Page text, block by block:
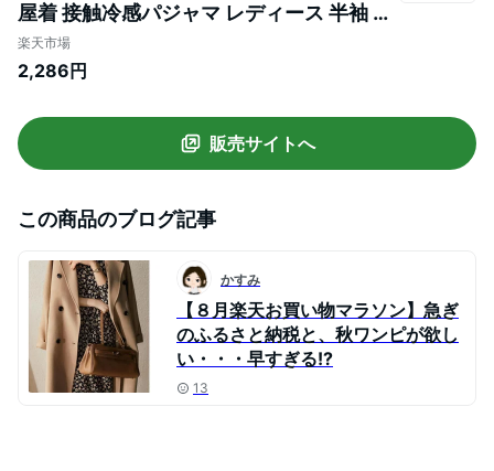
屋着 接触冷感パジャマ レディース 半袖 夏
用パジャマ 涼しいパジャマ ハーフパンツ
長ズボン ワンピース ルームウェア ナイト
寝間着 部屋着 リラックス
楽天市場
2,286円
販売サイトへ
この商品のブログ記事
かすみ
【８月楽天お買い物マラソン】急ぎ
のふるさと納税と、秋ワンピが欲し
い・・・早すぎる!?
13